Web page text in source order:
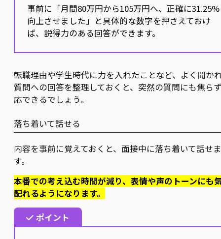
事前に「月間80万円から105万円へ、正確に31.25%
向上させました」と具体的な数字を押さえておけ
ば、説得力のある回答ができます。
転職理由や学生時代に力を入れたことなど、よく聞か
質問への回答を整理しておくと、突然の質問にも焦ら
応できるでしょう。
落ち着いて話せる
内容を事前に覚えておくと、面接中に落ち着いて話せま
す。
本番での考え込む時間が減り、表情や声のトーンにも
配れるようになります。
ポイント